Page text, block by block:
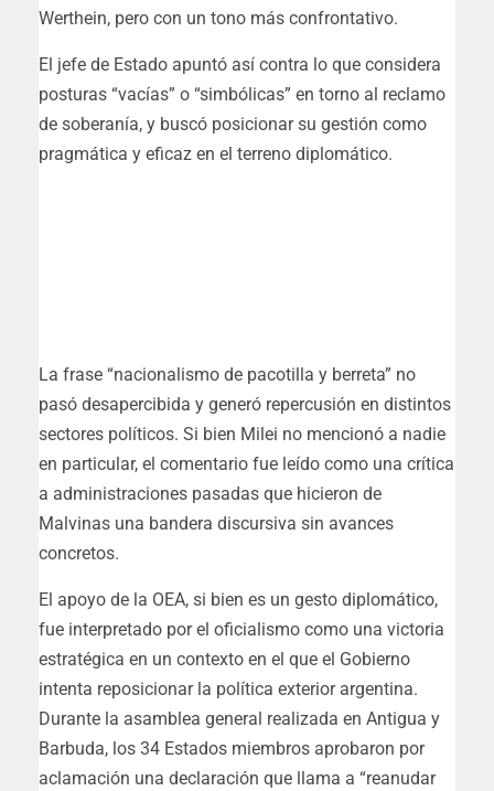
Werthein, pero con un tono más confrontativo.
El jefe de Estado apuntó así contra lo que considera
posturas “vacías” o “simbólicas” en torno al reclamo
de soberanía, y buscó posicionar su gestión como
pragmática y eficaz en el terreno diplomático.
La frase “nacionalismo de pacotilla y berreta” no
pasó desapercibida y generó repercusión en distintos
sectores políticos. Si bien Milei no mencionó a nadie
en particular, el comentario fue leído como una crítica
a administraciones pasadas que hicieron de
Malvinas una bandera discursiva sin avances
concretos.
El apoyo de la OEA, si bien es un gesto diplomático,
fue interpretado por el oficialismo como una victoria
estratégica en un contexto en el que el Gobierno
intenta reposicionar la política exterior argentina.
Durante la asamblea general realizada en Antigua y
Barbuda, los 34 Estados miembros aprobaron por
aclamación una declaración que llama a “reanudar